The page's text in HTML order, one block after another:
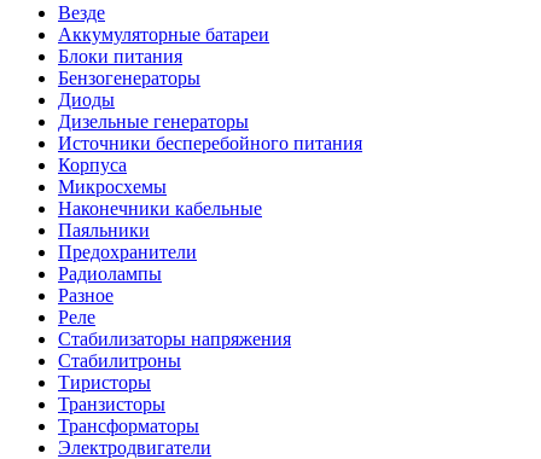
Везде
Аккумуляторные батареи
Блоки питания
Бензогенераторы
Диоды
Дизельные генераторы
Источники бесперебойного питания
Корпуса
Микросхемы
Наконечники кабельные
Паяльники
Предохранители
Радиолампы
Разное
Реле
Стабилизаторы напряжения
Стабилитроны
Тиристоры
Транзисторы
Трансформаторы
Электродвигатели